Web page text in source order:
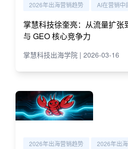
2026年出海营销趋势 AI在营销中
掌慧科技徐奎亮：从流量扩张
与 GEO 核心竞争力
掌慧科技出海学院 | 2026-03-16
2026年出海营销趋势 2026年出